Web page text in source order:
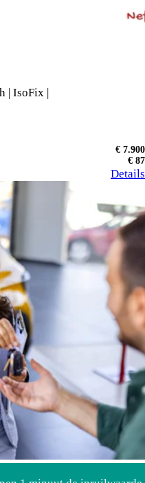
| IsoFix |
€ 7.900
€ 87
Details